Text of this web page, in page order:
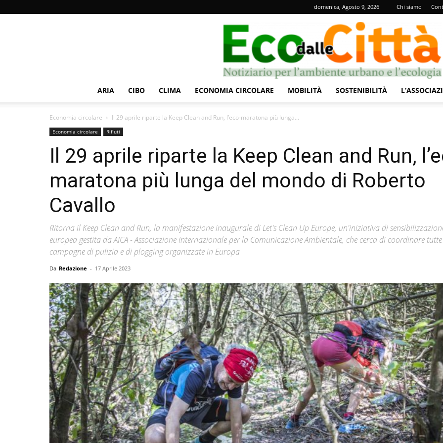
domenica, Agosto 9, 2026 Chi siamo
dalle
Città
ARIA CIBO CLIMA ECONOMIA CIRCOLARE MOBILITÀ SOSTENIBILITÀ
Economia circolare Il 29 aprile riparte la Keep Clean and Run, l’eco-maratona più lunga...
Economia circolare Rifiuti
Il 29 aprile riparte la Keep Clean and Run,
maratona più lunga del mondo di Roberto
Cavallo
Ritorna il Keep Clean and Run, la manifestazione inaugurale di Let's Clean Up Europe, un'iniziativa di
europea gestita da AICA - Associazione Internazionale per la Comunicazione Ambientale, che cerca di coordinare
campagne di pulizia e di plogging organizzate in Europa
Da Redazione - 17 Aprile 2023